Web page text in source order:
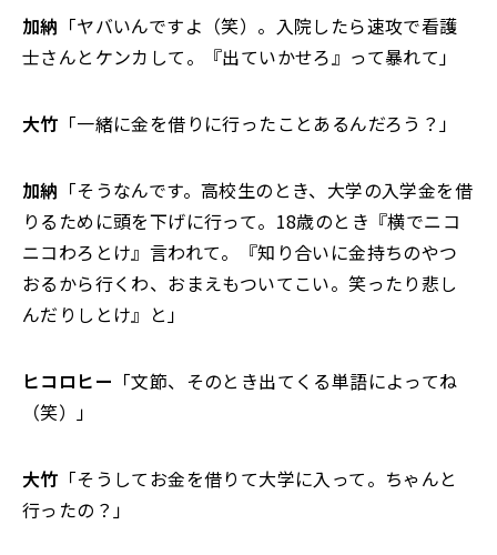
加納 「ヤバいんですよ（笑）。入院したら速攻で看護
士さんとケンカして。『出ていかせろ』って暴れて」
大竹 「一緒に金を借りに行ったことあるんだろう？」
加納 「そうなんです。高校生のとき、大学の入学金を借
りるために頭を下げに行って。18歳のとき『横でニコ
ニコわろとけ』言われて。『知り合いに金持ちのやつ
おるから行くわ、おまえもついてこい。笑ったり悲し
んだりしとけ』と」
ヒコロヒー 「文節、そのとき出てくる単語によってね
（笑）」
大竹 「そうしてお金を借りて大学に入って。ちゃんと
行ったの？」